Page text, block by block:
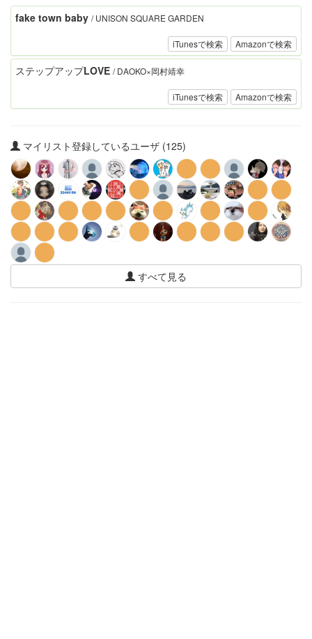
iTunesで検索 Amazonで検索
fake town baby / UNISON SQUARE GARDEN
iTunesで検索 Amazonで検索
ステップアップLOVE / DAOKO×岡村靖幸
マイリスト登録しているユーザ (125)
すべて見る